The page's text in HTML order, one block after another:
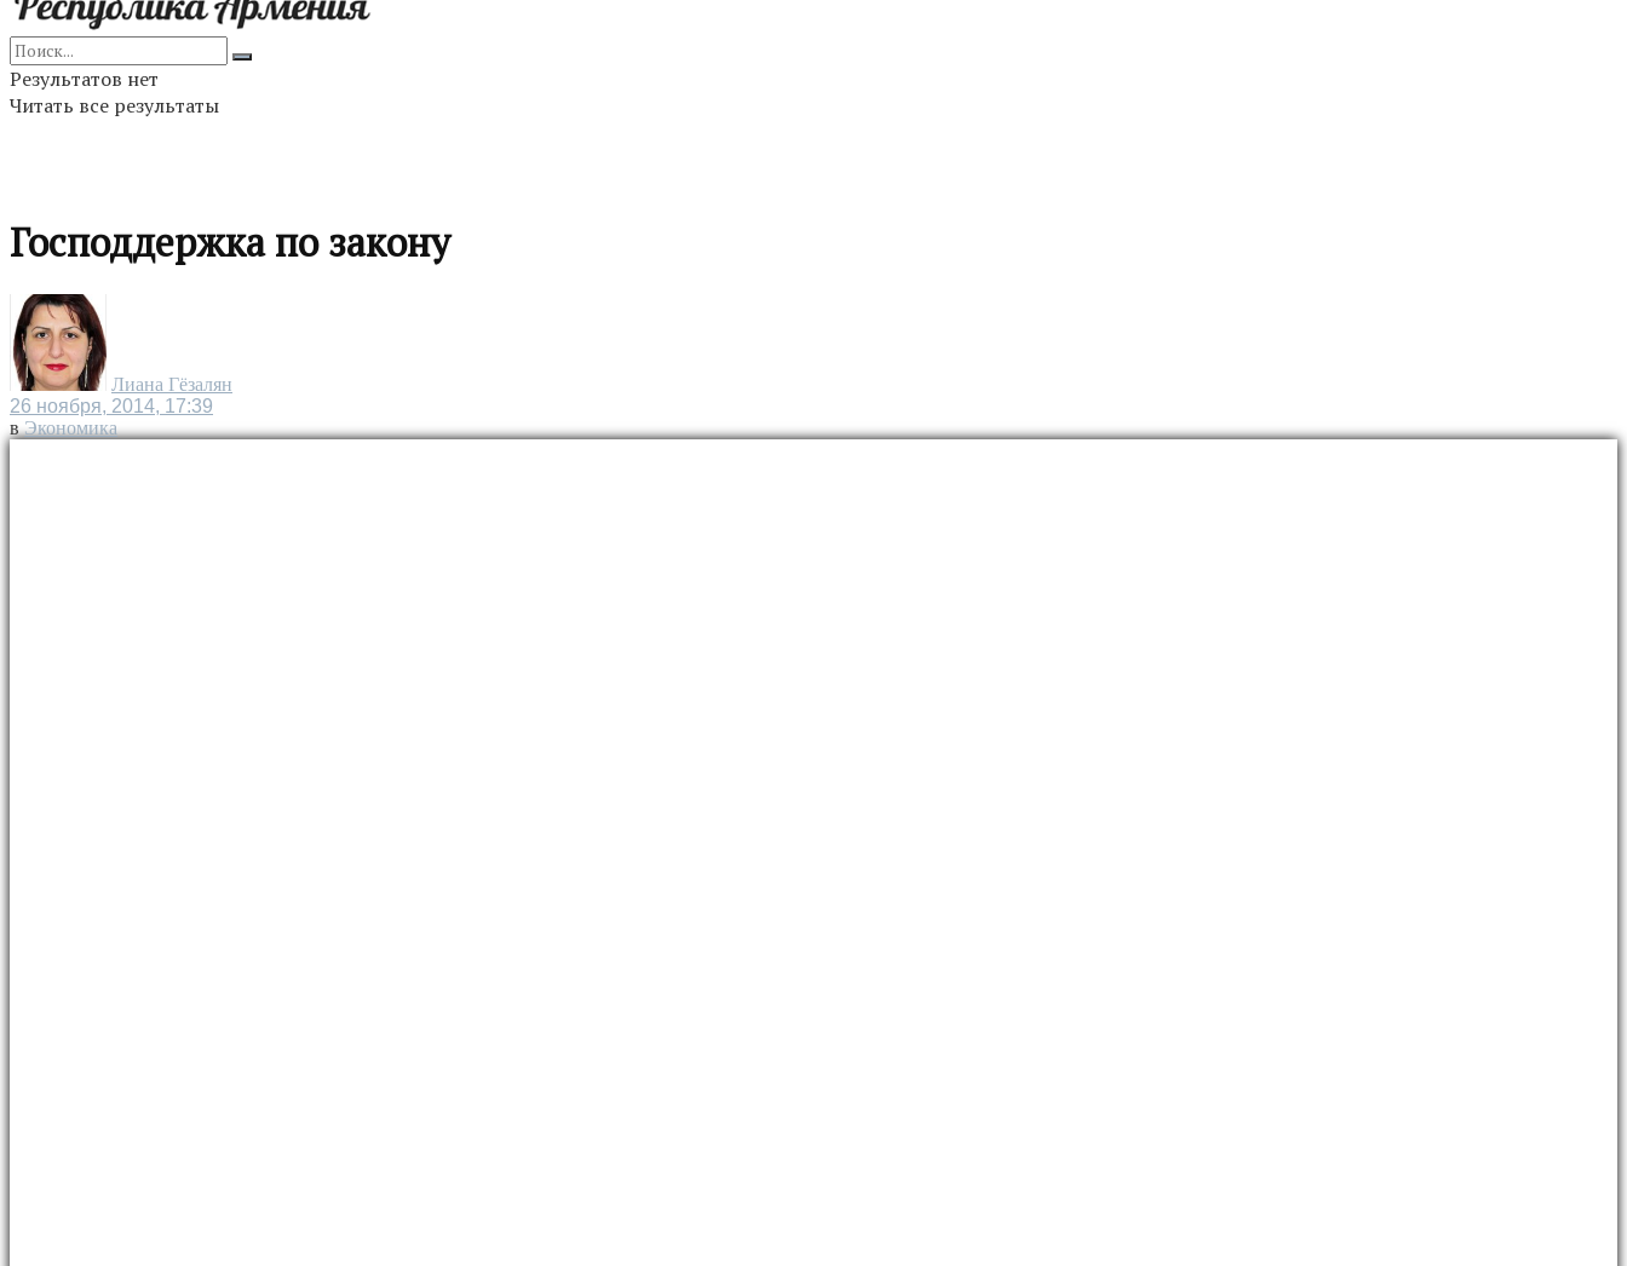
Результатов нет
Читать все результаты
Господдержка по закону
Лиана Гёзалян
26 ноября, 2014, 17:39
в Экономика